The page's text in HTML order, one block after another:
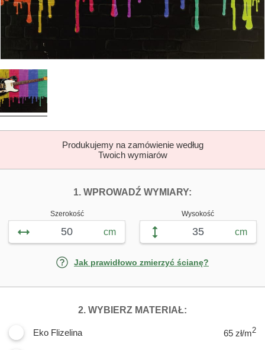
Produkujemy na zamówienie według
Twoich wymiarów
1. WPROWADŹ WYMIARY:
Szerokość
cm
Wysokość
cm
Jak prawidłowo zmierzyć ścianę?
2. WYBIERZ MATERIAŁ:
Eko Flizelina 65 zł/m2